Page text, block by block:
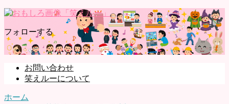
フォローする
お問い合わせ
笑えルーについて
ホーム